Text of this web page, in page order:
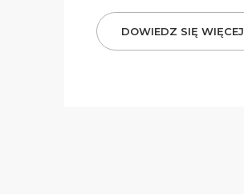
DOWIEDZ SIĘ WIĘCEJ